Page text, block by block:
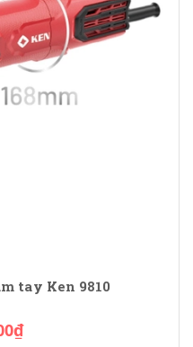
tay Ken 9810